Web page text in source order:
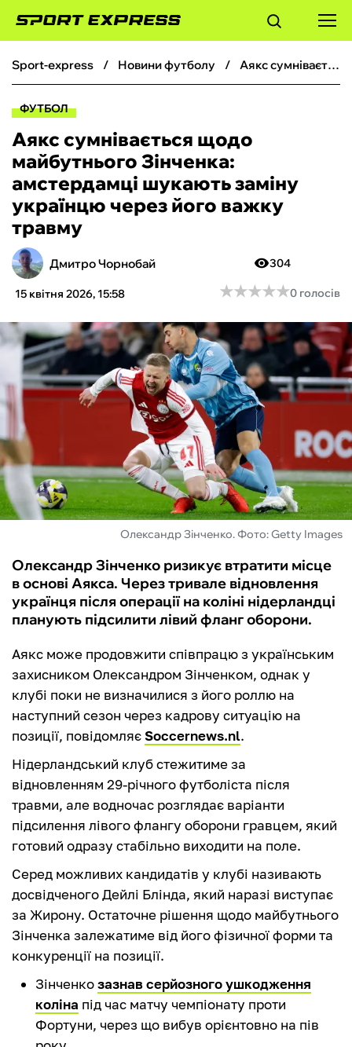
ФУТБОЛ
БОКС
ХОКЕЙ
ТЕНІС
КІБЕРСПОРТ
ЧС-2026
ФУТЗАЛ
ІНШІ
БУКМЕКЕРИ
sport-express новини футболу Аякс сумнівається щодо майбутнього Зінченка: амстердамці шукають заміну українцю через його важку травму
ФУТБОЛ
Аякс сумнівається щодо
майбутнього Зінченка:
амстердамці шукають заміну
українцю через його важку
травму
Дмитро Чорнобай
15 квітня 2026, 15:58
304
★★★★★
★★★★★0 голосів
Олександр Зінченко. Фото: Getty Images
Олександр Зінченко ризикує втратити місце
в основі Аякса. Через тривале відновлення
українця після операції на коліні нідерландці
планують підсилити лівий фланг оборони.
Аякс може продовжити співпрацю з українським
захисником Олександром Зінченком, однак у
клубі поки не визначилися з його роллю на
наступний сезон через кадрову ситуацію на
позиції, повідомляє Soccernews.nl.
Нідерландський клуб стежитиме за
відновленням 29-річного футболіста після
травми, але водночас розглядає варіанти
підсилення лівого флангу оборони гравцем, який
готовий одразу стабільно виходити на поле.
Серед можливих кандидатів у клубі називають
досвідченого Дейлі Блінда, який наразі виступає
за Жирону. Остаточне рішення щодо майбутнього
Зінченка залежатиме від його фізичної форми та
конкуренції на позиції.
Зінченкозазнав серйозного ушкодження
коліна під час матчу чемпіонату проти
Фортуни, через що вибув орієнтовно на пів